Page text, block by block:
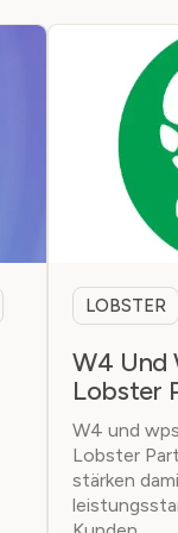
LOBSTER
W4 Und
Lobster
W4 und
Lobster
stärken